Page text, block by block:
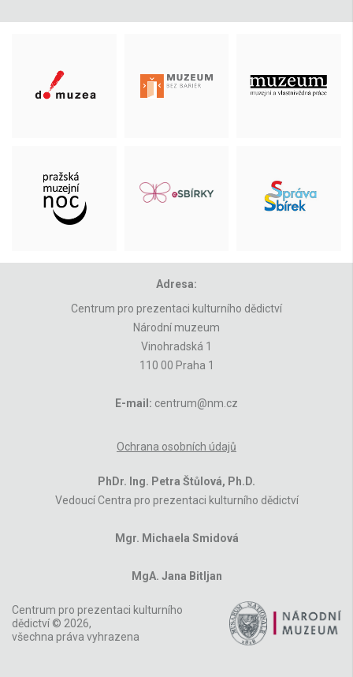
Adresa:
Centrum pro prezentaci kulturního dědictví
Národní muzeum
Vinohradská 1
110 00 Praha 1
E-mail: centrum@nm.cz
Ochrana osobních údajů
PhDr. Ing. Petra Štůlová, Ph.D.
Vedoucí Centra pro prezentaci kulturního dědictví
Mgr. Michaela Smidová
MgA. Jana Bitljan
Centrum pro prezentaci kulturního
dědictví © 2026,
všechna práva vyhrazena